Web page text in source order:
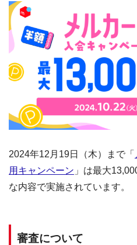
2024年12月19日（木）まで「
用キャンペーン 」は最大
な内容で実施されています。
審査について